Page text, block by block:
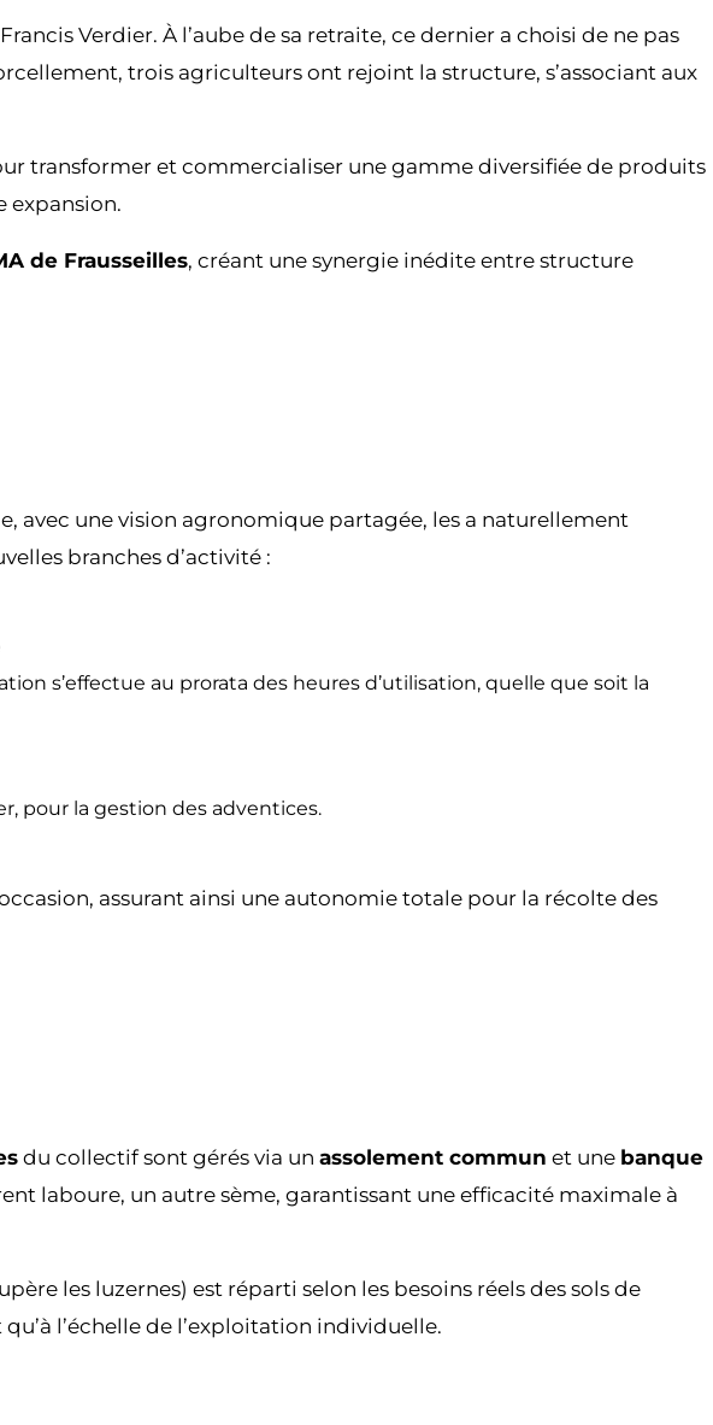
Verdier. À l’aube de sa retraite, ce dernier a choisi de ne pas
trois agriculteurs ont rejoint la structure, s’associant aux
transformer et commercialiser une gamme diversifiée de produits
expansion.
de Frausseilles, créant une synergie inédite entre structure
avec une vision agronomique partagée, les a naturellement
branches d’activité :
s’effectue au prorata des heures d’utilisation, quelle que soit la
pour la gestion des adventices.
assurant ainsi une autonomie totale pour la récolte des
du collectif sont gérés via un assolement commun et une banque
laboure, un autre sème, garantissant une efficacité maximale à
les luzernes) est réparti selon les besoins réels des sols de
l’échelle de l’exploitation individuelle.